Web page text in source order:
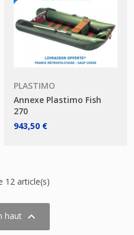
PLASTIMO
Annexe Plastimo Fish
270
943,50 €
12 article(s)
haut 